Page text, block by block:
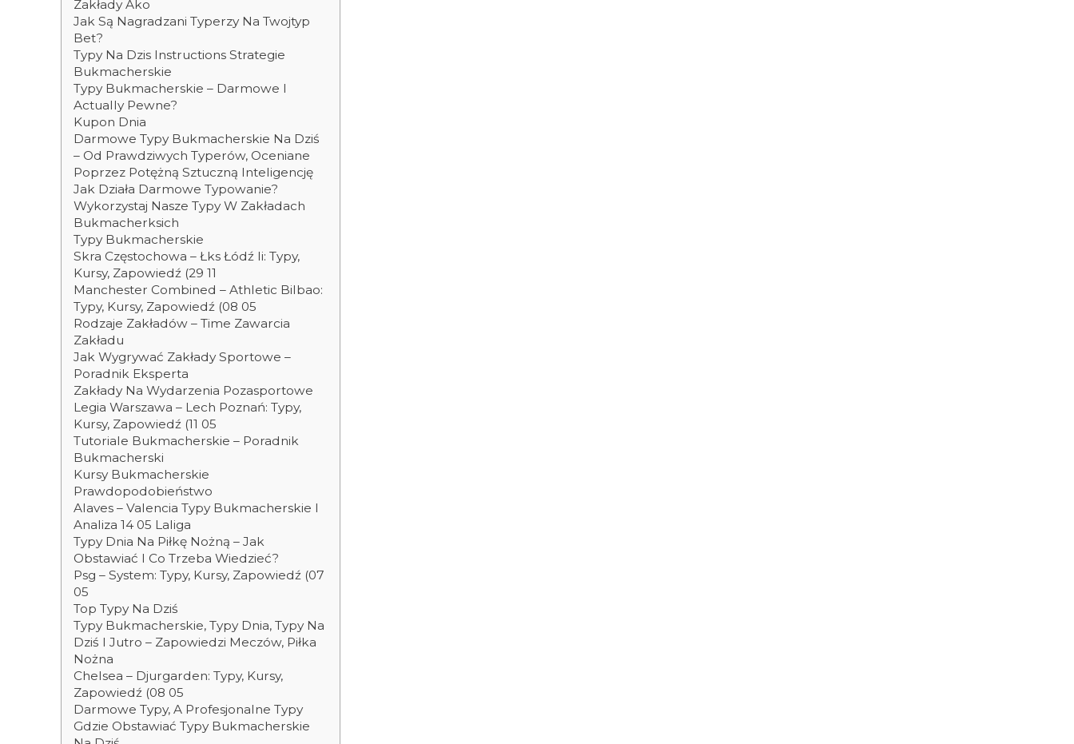
Zakłady Ako
Jak Są Nagradzani Typerzy Na Twojtyp
Bet?
Typy Na Dzis Instructions Strategie
Bukmacherskie
Typy Bukmacherskie – Darmowe I
Actually Pewne?
Kupon Dnia
Darmowe Typy Bukmacherskie Na Dziś
– Od Prawdziwych Typerów, Oceniane
Poprzez Potężną Sztuczną Inteligencję
Jak Działa Darmowe Typowanie?
Wykorzystaj Nasze Typy W Zakładach
Bukmacherksich
Typy Bukmacherskie
Skra Częstochowa – Łks Łódź Ii: Typy,
Kursy, Zapowiedź (29 11
Manchester Combined – Athletic Bilbao:
Typy, Kursy, Zapowiedź (08 05
Rodzaje Zakładów – Time Zawarcia
Zakładu
Jak Wygrywać Zakłady Sportowe –
Poradnik Eksperta
Zakłady Na Wydarzenia Pozasportowe
Legia Warszawa – Lech Poznań: Typy,
Kursy, Zapowiedź (11 05
Tutoriale Bukmacherskie – Poradnik
Bukmacherski
Kursy Bukmacherskie
Prawdopodobieństwo
Alaves – Valencia Typy Bukmacherskie I
Analiza 14 05 Laliga
Typy Dnia Na Piłkę Nożną – Jak
Obstawiać I Co Trzeba Wiedzieć?
Psg – System: Typy, Kursy, Zapowiedź (07
05
Top Typy Na Dziś
Typy Bukmacherskie, Typy Dnia, Typy Na
Dziś I Jutro – Zapowiedzi Meczów, Piłka
Nożna
Chelsea – Djurgarden: Typy, Kursy,
Zapowiedź (08 05
Darmowe Typy, A Profesjonalne Typy
Gdzie Obstawiać Typy Bukmacherskie